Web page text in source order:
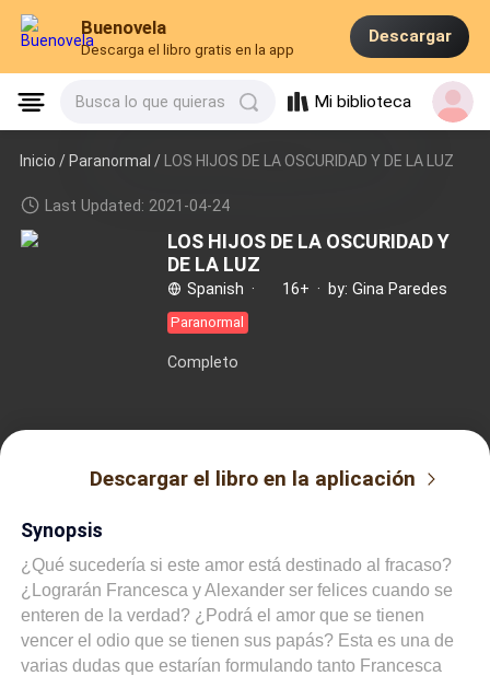
Buenovela
Descarga el libro gratis en la app
Descargar
Busca lo que quieras Mi biblioteca
Inicio /Paranormal / LOS HIJOS DE LA OSCURIDAD Y DE LA LUZ
Last Updated: 2021-04-24
LOS HIJOS DE LA OSCURIDAD Y
DE LA LUZ
Spanish · 16+ · by: Gina Paredes
Paranormal
Completo
Descargar el libro en la aplicación
Synopsis
¿Qué sucedería si este amor está destinado al fracaso?
¿Lograrán Francesca y Alexander ser felices cuando se
enteren de la verdad? ¿Podrá el amor que se tienen
vencer el odio que se tienen sus papás? Esta es una de
varias dudas que estarían formulando tanto Francesca